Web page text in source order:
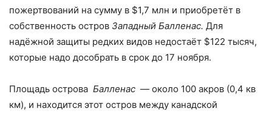
пожертвований на сумму в $1,7 млн и приобретёт в
собственность остров Западный Балленас. Для
надёжной защиты редких видов недостаёт $122 тысяч,
которые надо дособрать в срок до 17 ноября.
Площадь острова Балленас — около 100 акров (0,4 кв
км), и находится этот остров между канадской